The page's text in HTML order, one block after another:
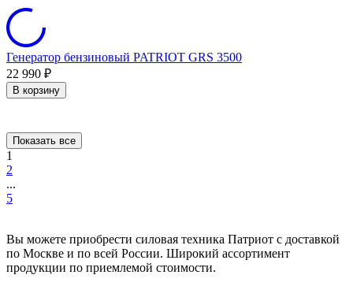
Генератор бензиновый PATRIOT GRS 3500
22 990 ₽
В корзину
Показать все
1
2
...
5
Вы можете приобрести силовая техника Патриот с доставкой
по Москве и по всей России. Широкий ассортимент
продукции по приемлемой стоимости.